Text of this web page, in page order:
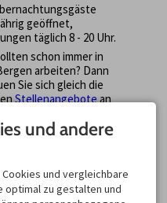
geöffnet,
täglich 8 - 20 Uhr.
schon immer in
arbeiten? Dann
Sie sich gleich die
Stellenangebotean
Böck auf der
für unseren
Böck Newsletter
und andere
und vergleichbare
optimal zu gestalten und